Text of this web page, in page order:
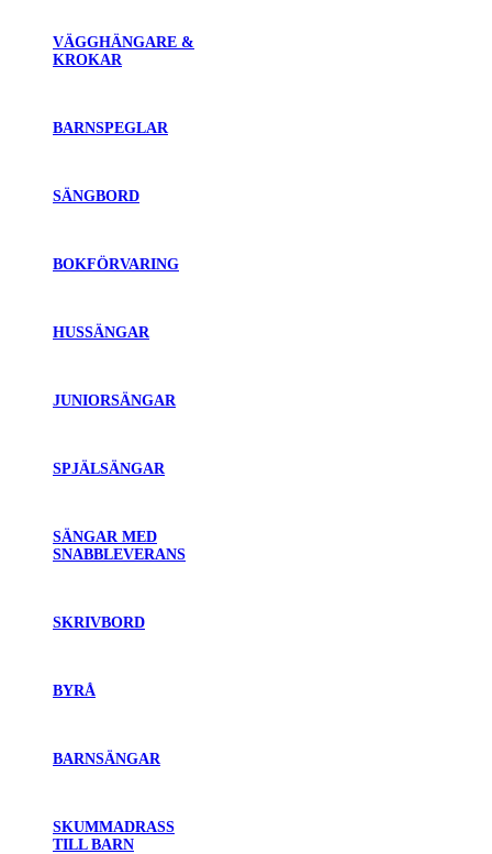
VÄGGHÄNGARE &
KROKAR
BARNSPEGLAR
SÄNGBORD
BOKFÖRVARING
HUSSÄNGAR
JUNIORSÄNGAR
SPJÄLSÄNGAR
SÄNGAR MED
SNABBLEVERANS
SKRIVBORD
BYRÅ
BARNSÄNGAR
SKUMMADRASS
TILL BARN